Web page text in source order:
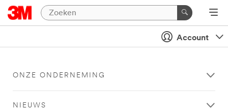
Account
ONZE ONDERNEMING
NIEUWS